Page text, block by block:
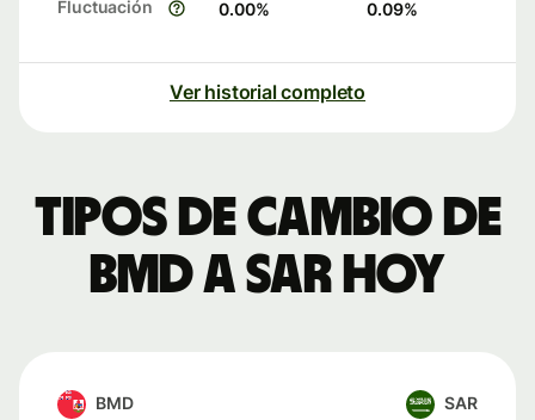
Fluctuación 0.00% 0.09%
Ver historial completo
Tipos de cambio de
BMD a SAR hoy
BMD SAR